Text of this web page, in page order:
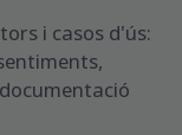
i casos d'ús: